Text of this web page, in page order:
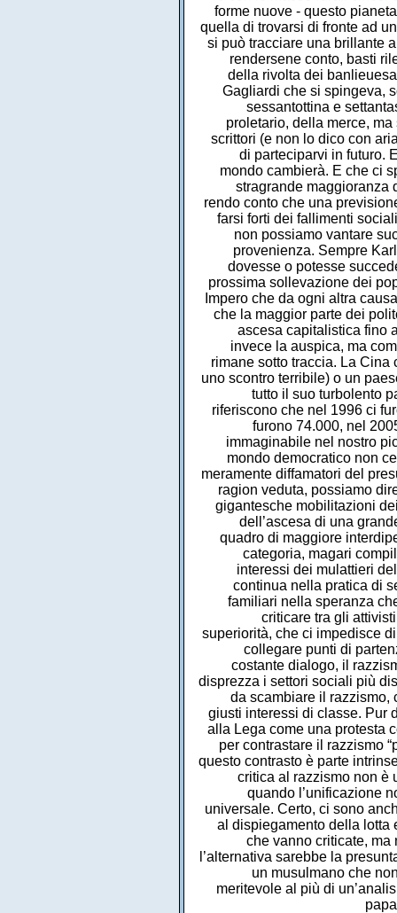
forme nuove - questo
quella di trovarsi di fronte ad
si può tracciare una brillante
rendersene conto, basti
della rivolta dei
Gagliardi che si spingeva,
sessantottina e
proletario, della merce,
scrittori (e non lo dico con
di parteciparvi in futuro.
mondo cambierà. E che ci
stragrande maggioranza
rendo conto che una
farsi forti dei fallimenti
non possiamo vantare
provenienza. Sempre
dovesse o potesse
prossima sollevazione dei
Impero che da ogni altra
che la maggior parte dei
ascesa capitalistica fino
invece la auspica, ma
rimane sotto traccia. La Cina
uno scontro terribile) o un
tutto il suo turbolento
riferiscono che nel 1996 ci
furono 74.000, nel
immaginabile nel nostro
mondo democratico non
meramente diffamatori del
ragion veduta, possiamo
gigantesche mobilitazioni
dell’ascesa di una
quadro di maggiore
categoria, magari
interessi dei mulattieri
continua nella pratica di
familiari nella speranza
criticare tra gli
superiorità, che ci impedisce
collegare punti di
costante dialogo, il
disprezza i settori sociali più
da scambiare il razzismo,
giusti interessi di classe. Pur
alla Lega come una protesta
per contrastare il razzismo
questo contrasto è parte
critica al razzismo non è
quando l’unificazione
universale. Certo, ci sono
al dispiegamento della lotta
che vanno criticate, ma
l’alternativa sarebbe la
un musulmano che
meritevole al più di